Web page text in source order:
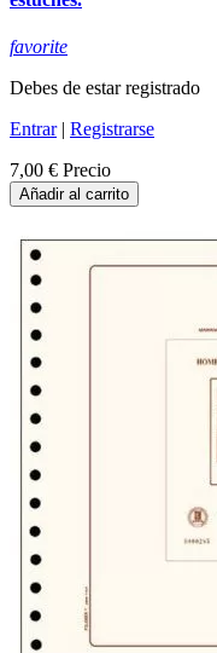
favorite
Debes de estar registrado
Entrar| Registrarse
7,00 € Precio
Añadir al carrito